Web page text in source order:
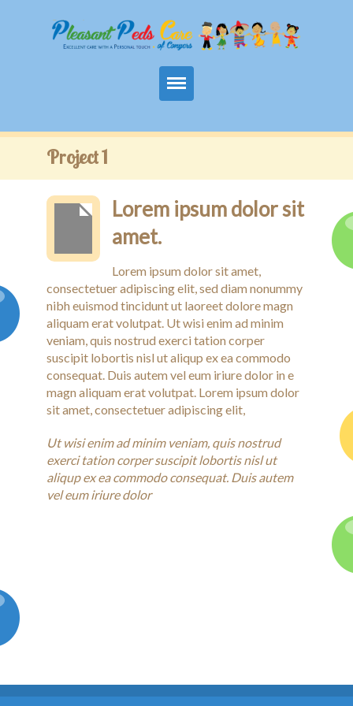
Home
About Us
Services
After Hours
Contact
Patient Portal
Medical Info
Project 1
Lorem ipsum dolor sit
amet.
Lorem ipsum dolor sit amet,
consectetuer adipiscing elit, sed diam nonummy
nibh euismod tincidunt ut laoreet dolore magn
aliquam erat volutpat. Ut wisi enim ad minim
veniam, quis nostrud exerci tation corper
suscipit lobortis nisl ut aliqup ex ea commodo
consequat. Duis autem vel eum iriure dolor in e
magn aliquam erat volutpat. Lorem ipsum dolor
sit amet, consectetuer adipiscing elit,
Ut wisi enim ad minim veniam, quis nostrud
exerci tation corper suscipit lobortis nisl ut
aliqup ex ea commodo consequat. Duis autem
vel eum iriure dolor